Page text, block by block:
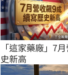
「這家藥廠」7
史新高